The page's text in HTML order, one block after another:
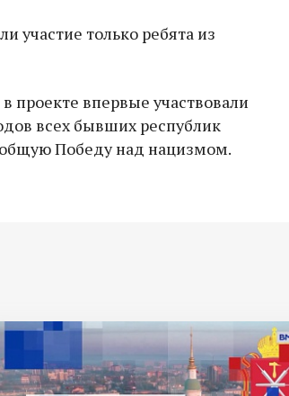
участие только ребята из
проекте впервые участвовали
всех бывших республик
Победу над нацизмом.